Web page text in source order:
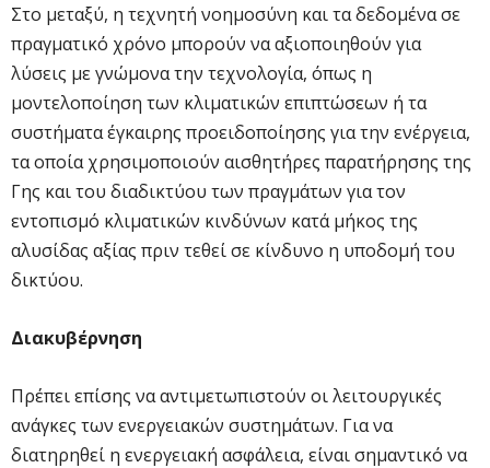
Στο μεταξύ, η τεχνητή νοημοσύνη και τα δεδομένα σε
πραγματικό χρόνο μπορούν να αξιοποιηθούν για
λύσεις με γνώμονα την τεχνολογία, όπως η
μοντελοποίηση των κλιματικών επιπτώσεων ή τα
συστήματα έγκαιρης προειδοποίησης για την ενέργεια,
τα οποία χρησιμοποιούν αισθητήρες παρατήρησης της
Γης και του διαδικτύου των πραγμάτων για τον
εντοπισμό κλιματικών κινδύνων κατά μήκος της
αλυσίδας αξίας πριν τεθεί σε κίνδυνο η υποδομή του
δικτύου.
Διακυβέρνηση
Πρέπει επίσης να αντιμετωπιστούν οι λειτουργικές
ανάγκες των ενεργειακών συστημάτων. Για να
διατηρηθεί η ενεργειακή ασφάλεια, είναι σημαντικό να